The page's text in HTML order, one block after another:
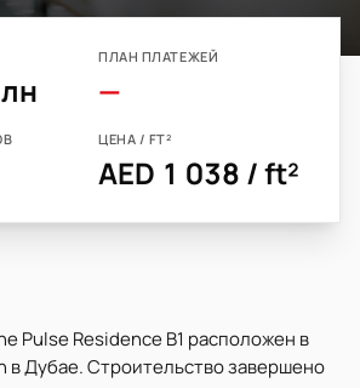
ПЛАН ПЛАТЕЖЕЙ
—
ЦЕНА / FT²
AED 1 038 / ft²
Pulse Residence B1 расположен в
в Дубае. Строительство завершено